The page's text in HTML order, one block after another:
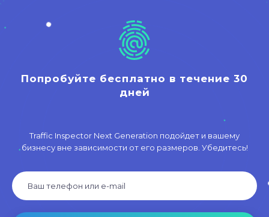
Попробуйте бесплатно в течение 30
дней
Traffic Inspector Next Generation подойдет и вашему
бизнесу вне зависимости от его размеров. Убедитесь!